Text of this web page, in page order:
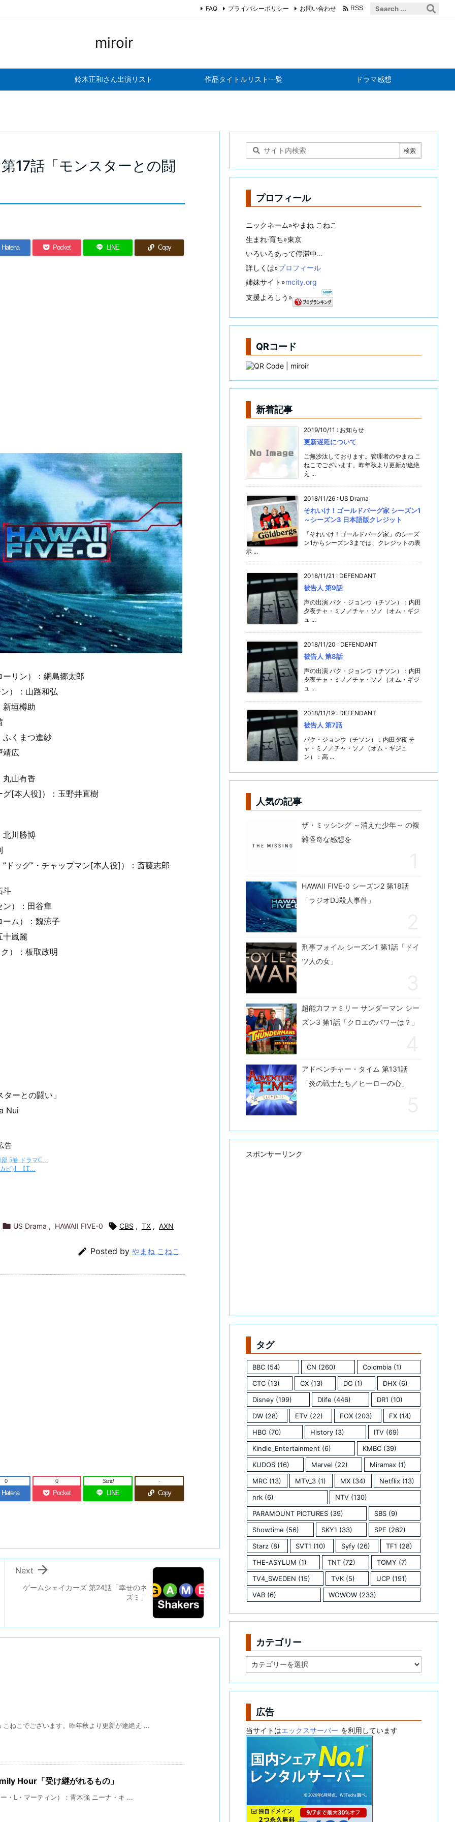
miroir
鈴木正和さん出演リスト 作品タイトルリスト一覧 ドラマ感想
FAQ プライバシーポリシー お問い合わせ  RSS
17話「モンスターとの闘
Hatena Pocket LINE Copy
リン）：網島郷太郎
）：山路和弘
新垣樽助
ふくまつ進紗
靖広
丸山有香
グ[本人役]）：玉野井直樹
北川勝博
ドッグ”・チャップマン[本人役]）：斎藤志郎
斗
ン）：田谷隼
ム）：魏涼子
十嵐麗
）：板取政明
ーとの闘い」
Nui
告
 US Drama , HAWAII FIVE-0  CBS , TX , AXN
 Posted by やまね こねこ
Hatena
0
Pocket
0
LINE
Send
Copy
-
ゲームシェイカーズ 第24話「幸せのネ
ズミ」

Next
ねこでございます。昨年秋より更新が途絶え ...
Hour「受け継がれるもの」
・L・マーティン）：青木強 ニーナ・キ ...
プロフィール
ニックネーム»やまね こねこ
生まれ·育ち»東京
いろいろあって停滞中…
詳しくは»プロフィール
姉妹サイト»mcity.org
支援よろしう»
QRコード
新着記事
2019/10/11 : お知らせ
更新遅延について
ご無沙汰しております。管理者のやまね こ
ねこでございます。昨年秋より更新が途絶
え ...
2018/11/26 : US Drama
それいけ！ゴールドバーグ家 シーズン1
～シーズン3 日本語版クレジット
「それいけ！ゴールドバーグ家」のシーズ
ン1からシーズン3までは、クレジットの表
示 ...
2018/11/21 : DEFENDANT
被告人 第9話
声の出演 パク・ジョンウ（チソン）：内田
夕夜チャ・ミノ／チャ・ソノ（オム・ギジ
ュ ...
2018/11/20 : DEFENDANT
被告人 第8話
声の出演 パク・ジョンウ（チソン）：内田
夕夜チャ・ミノ／チャ・ソノ（オム・ギジ
ュ ...
2018/11/19 : DEFENDANT
被告人 第7話
パク・ジョンウ（チソン）：内田夕夜 チ
ャ・ミノ／チャ・ソノ（オム・ギジュ
ン）：高 ...
人気の記事
ザ・ミッシング ～消えた少年～ の複
雑怪奇な感想を
HAWAII FIVE-0 シーズン2 第18話
「ラジオDJ殺人事件」
刑事フォイル シーズン1 第1話「ドイ
ツ人の女」
超能力ファミリー サンダーマン シー
ズン3 第1話「クロエのパワーは？」
アドベンチャー・タイム 第131話
「炎の戦士たち／ヒーローの心」
スポンサーリンク
タグ
BBC (54) CN (260) Colombia(1)
CTC (13) CX (13) DC (1) DHX (6)
Disney (199) Dlife (446) DR1 (10)
DW (28) ETV (22) FOX (203) FX (14)
HBO (70) History (3) ITV(69)
Kindle_Entertainment (6) KMBC (39)
KUDOS (16) Marvel (22) Miramax (1)
MRC (13) MTV_3 (1) MX(34) Netflix(13)
nrk (6) NTV(130)
PARAMOUNT PICTURES (39) SBS(9)
Showtime (56) SKY1 (33) SPE (262)
Starz (8) SVT1 (10) Syfy (26) TF1 (28)
THE-ASYLUM (1) TNT (72) TOMY (7)
TV4_SWEDEN (15) TVK (5) UCP(191)
VAB (6) WOWOW(233)
カテゴリー
テ
リ
広告
当サイトはエックスサーバー を利用しています